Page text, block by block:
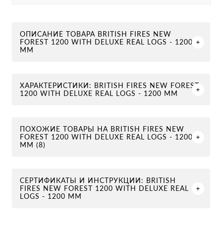
ОПИСАНИЕ ТОВАРА BRITISH FIRES NEW
FOREST 1200 WITH DELUXE REAL LOGS - 1200
ММ
ХАРАКТЕРИСТИКИ: BRITISH FIRES NEW FOREST
1200 WITH DELUXE REAL LOGS - 1200 ММ
ПОХОЖИЕ ТОВАРЫ НА BRITISH FIRES NEW
FOREST 1200 WITH DELUXE REAL LOGS - 1200
ММ (8)
СЕРТИФИКАТЫ И ИНСТРУКЦИИ: BRITISH
FIRES NEW FOREST 1200 WITH DELUXE REAL
LOGS - 1200 ММ